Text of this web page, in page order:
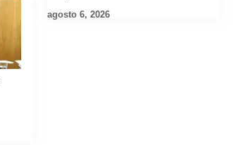
agosto 6, 2026